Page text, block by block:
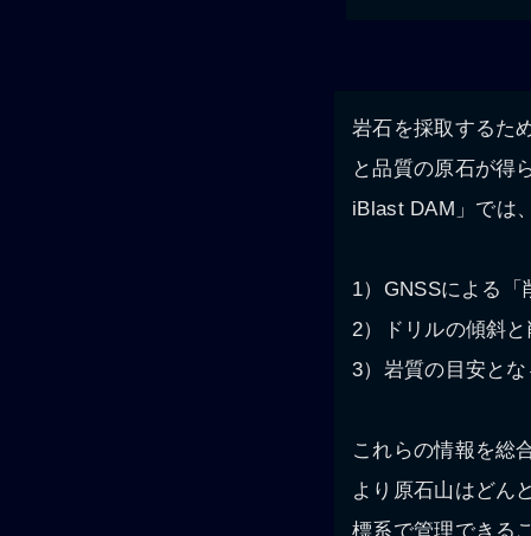
岩石を採取するた
と品質の原石が得
iBlast DAM」では
1）GNSSによる
2）ドリルの傾斜
3）岩質の目安と
これらの情報を総
より原石山はどん
標系で管理できる